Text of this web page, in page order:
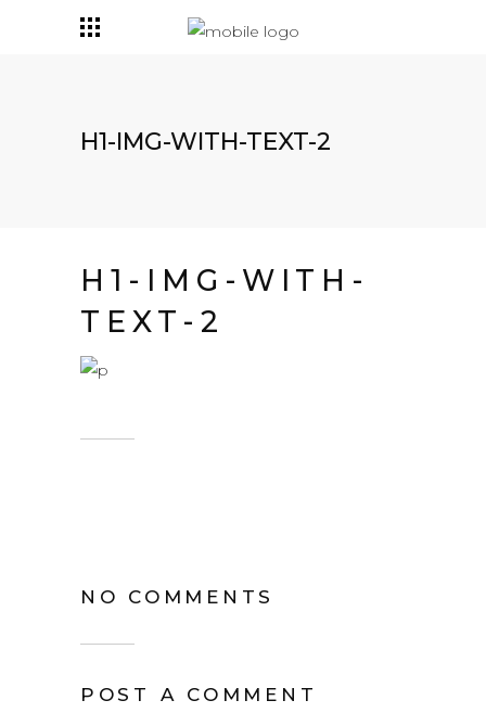
H1-IMG-WITH-TEXT-2
H1-IMG-WITH-
TEXT-2
NO COMMENTS
POST A COMMENT